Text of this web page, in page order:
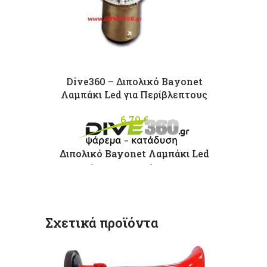
Dive360 – Διπολικό Bayonet
Λαμπάκι Led για Περίβλεπτους
6,70€
Διπολικό Bayonet Λαμπάκι Led
μεγάλης φωτεινότητας για
Χρώμα: 65Lumen
βάσης) x 20 (Ø κεφάλι)mm
Σχετικά προϊόντα